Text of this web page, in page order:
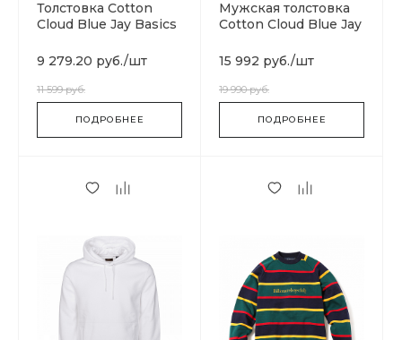
Толстовка Cotton
Cloud Blue Jay Basics
9 279.20 руб./шт
11 599 руб.
ПОДРОБНЕЕ
Мужская толстовка
Cotton Cloud Blue Jay
701562851.V0029
15 992 руб./шт
19 990 руб.
ПОДРОБНЕЕ